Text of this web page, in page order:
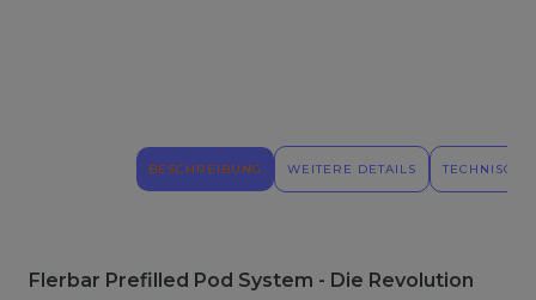
BESCHREIBUNG WEITERE DETAILS
Flerbar Prefilled Pod System - Die Revolution